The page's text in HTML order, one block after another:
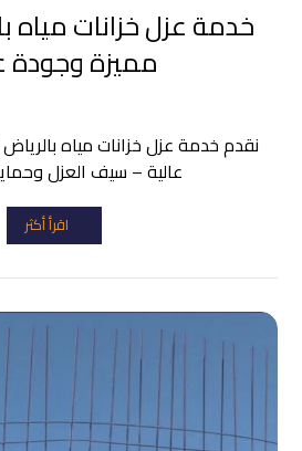
خدمة عزل خزانات مياه
مميزة وجودة
نقدم خدمة عزل خزانات مياه
عالية – سيف العزل
اقرأ أكثر